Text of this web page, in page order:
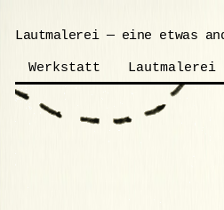
Lautmalerei — eine etwas
Werkstatt Lautmalerei